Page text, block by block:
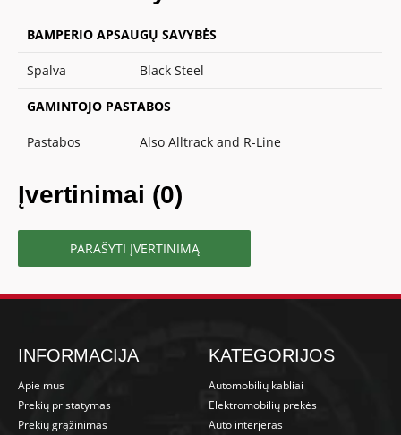
BAMPERIO APSAUGŲ SAVYBĖS
Spalva Black Steel
GAMINTOJO PASTABOS
Pastabos Also Alltrack and R-Line
Įvertinimai (0)
PARAŠYTI ĮVERTINIMĄ
INFORMACIJA
Apie mus
Prekių pristatymas
Prekių grąžinimas
KATEGORIJOS
Automobilių kabliai
Elektromobilių prekės
Auto interjeras